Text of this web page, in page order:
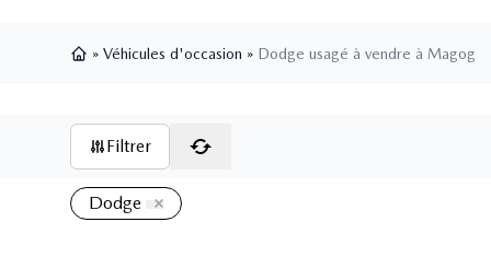
» Véhicules d'occasion » Dodge usagé à vendre à Magog
Filtrer
Dodge